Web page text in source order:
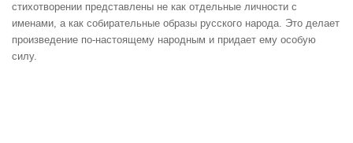
стихотворении представлены не как отдельные личности с
именами, а как собирательные образы русского народа. Это делает
произведение по-настоящему народным и придает ему особую
силу.